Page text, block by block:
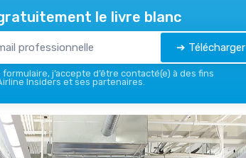
le livre blanc
➔ Télécharger
j’accepte d’être contacté(e) à des fins
Insiders et ses partenaires.